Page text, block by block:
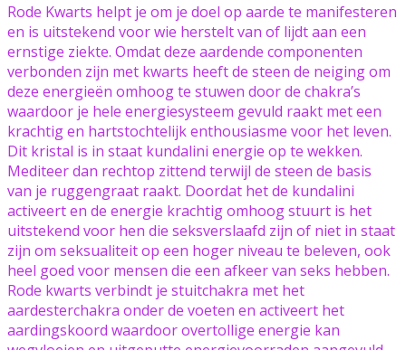
Rode Kwarts helpt je om je doel op aarde te manifesteren
en is uitstekend voor wie herstelt van of lijdt aan een
ernstige ziekte. Omdat deze aardende componenten
verbonden zijn met kwarts heeft de steen de neiging om
deze energieën omhoog te stuwen door de chakra’s
waardoor je hele energiesysteem gevuld raakt met een
krachtig en hartstochtelijk enthousiasme voor het leven.
Dit kristal is in staat kundalini energie op te wekken.
Mediteer dan rechtop zittend terwijl de steen de basis
van je ruggengraat raakt. Doordat het de kundalini
activeert en de energie krachtig omhoog stuurt is het
uitstekend voor hen die seksverslaafd zijn of niet in staat
zijn om seksualiteit op een hoger niveau te beleven, ook
heel goed voor mensen die een afkeer van seks hebben.
Rode kwarts verbindt je stuitchakra met het
aardesterchakra onder de voeten en activeert het
aardingskoord waardoor overtollige energie kan